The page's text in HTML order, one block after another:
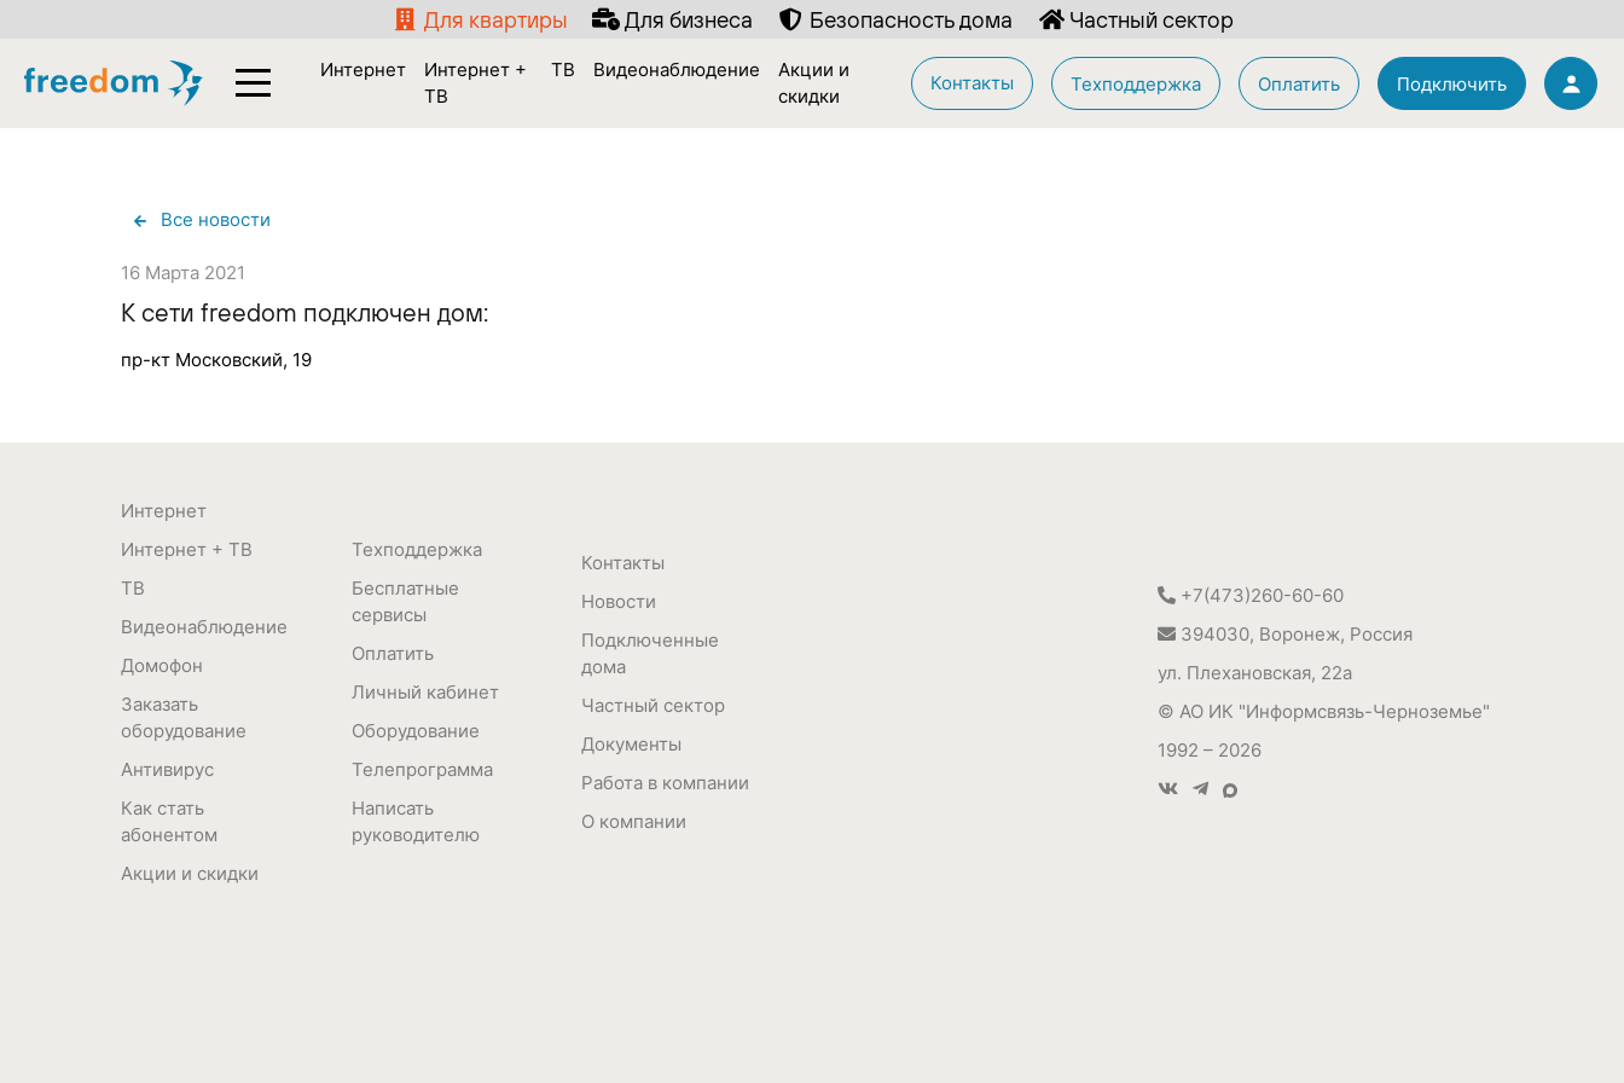
Для квартиры Для бизнеса Безопасность дома Частный сектор
Все новости
16 Марта 2021
К сети freedom подключен дом:
пр-кт Московский, 19
Интернет
Интернет + ТВ
ТВ
Видеонаблюдение
Домофон
Заказать
оборудование
Антивирус
Как стать
абонентом
Акции и скидки
Техподдержка
Бесплатные
сервисы
Оплатить
Личный кабинет
Оборудование
Телепрограмма
Написать
руководителю
Контакты
Новости
Подключенные
дома
Частный сектор
Документы
Работа в компании
О компании
+7(473)260-60-60
394030, Воронеж, Россия
ул. Плехановская, 22а
© АО ИК "Информсвязь-Черноземье"
1992 – 2026
Интернет
Интернет +
ТВ
ТВ Видеонаблюдение
Акции и
скидки
Контакты Техподдержка Оплатить Подключить